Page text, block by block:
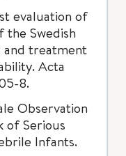
evaluation of
the Swedish
and treatment
Acta
8.
Observation
of Serious
Infants.